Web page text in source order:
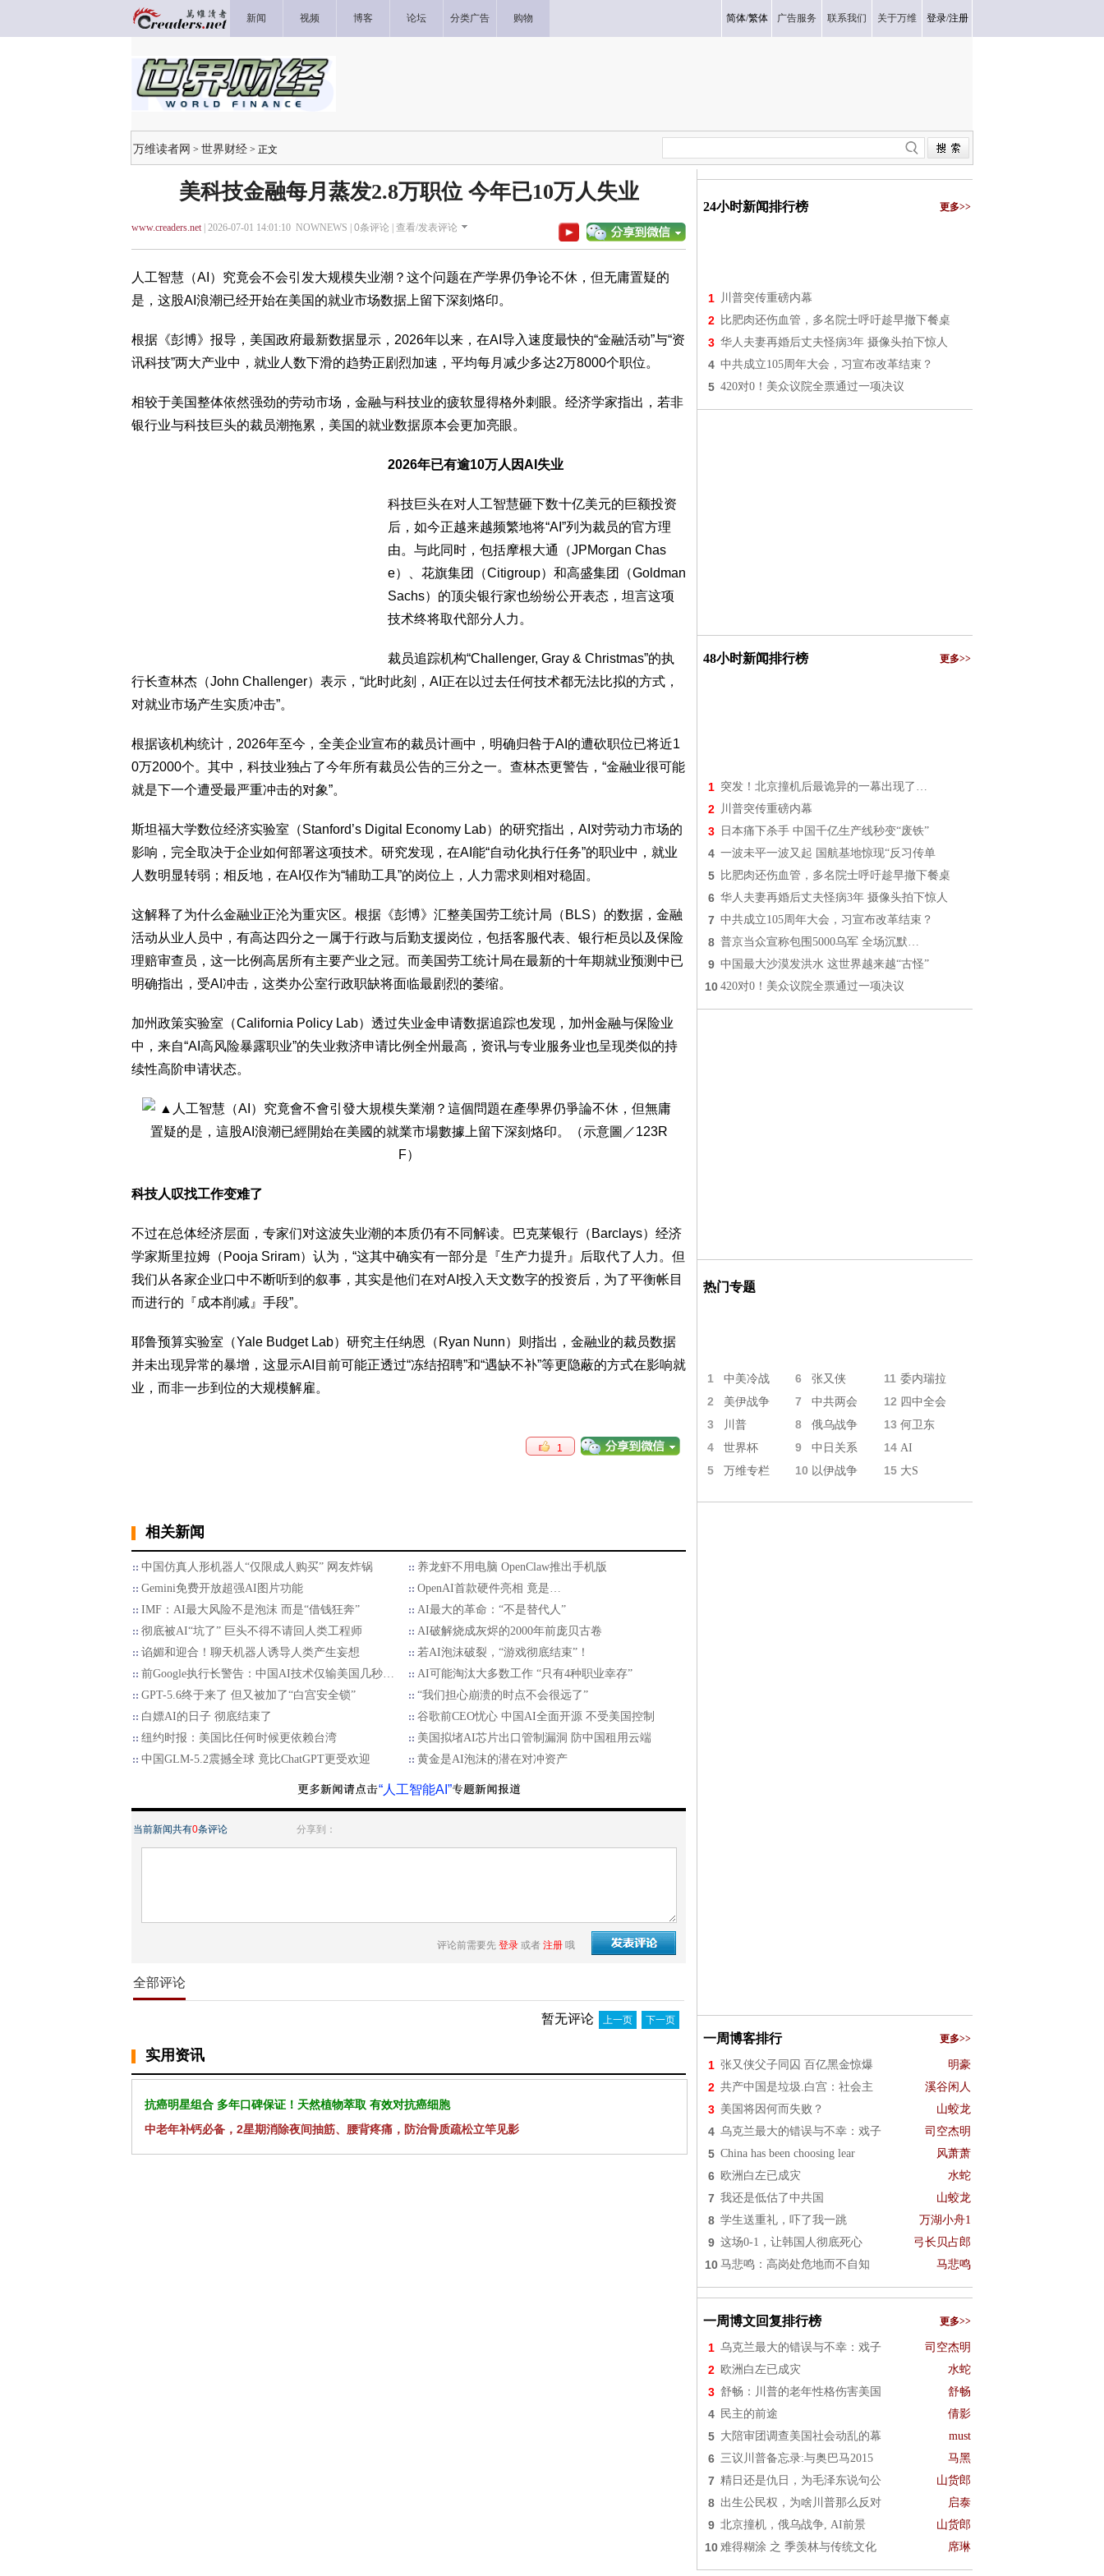
新闻 视频 博客 论坛 分类广告 购物 简体/繁体 广告服务 联系我们 关于万维 登录/注册
万维读者网 > 世界财经 > 正文
美科技金融每月蒸发2.8万职位 今年已10万人失业
www.creaders.net| 2026-07-01 14:01:10 NOWNEWS | 0条评论 | 查看/发表评论
人工智慧（AI）究竟会不会引发大规模失业潮？这个问题在产学界仍争论不休，但无庸置疑的
是，这股AI浪潮已经开始在美国的就业市场数据上留下深刻烙印。
根据《彭博》报导，美国政府最新数据显示，2026年以来，在AI导入速度最快的“金融活动”与“资
讯科技”两大产业中，就业人数下滑的趋势正剧烈加速，平均每月减少多达2万8000个职位。
相较于美国整体依然强劲的劳动市场，金融与科技业的疲软显得格外刺眼。经济学家指出，若非
银行业与科技巨头的裁员潮拖累，美国的就业数据原本会更加亮眼。
2026年已有逾10万人因AI失业
科技巨头在对人工智慧砸下数十亿美元的巨额投资
后，如今正越来越频繁地将“AI”列为裁员的官方理
由。与此同时，包括摩根大通（JPMorgan Chas
e）、花旗集团（Citigroup）和高盛集团（Goldman
Sachs）的顶尖银行家也纷纷公开表态，坦言这项
技术终将取代部分人力。
裁员追踪机构“Challenger, Gray & Christmas”的执
行长查林杰（John Challenger）表示，“此时此刻，AI正在以过去任何技术都无法比拟的方式，
对就业市场产生实质冲击”。
根据该机构统计，2026年至今，全美企业宣布的裁员计画中，明确归咎于AI的遭砍职位已将近1
0万2000个。其中，科技业独占了今年所有裁员公告的三分之一。查林杰更警告，“金融业很可能
就是下一个遭受最严重冲击的对象”。
斯坦福大学数位经济实验室（Stanford’s Digital Economy Lab）的研究指出，AI对劳动力市场的
影响，完全取决于企业如何部署这项技术。研究发现，在AI能“自动化执行任务”的职业中，就业
人数明显转弱；相反地，在AI仅作为“辅助工具”的岗位上，人力需求则相对稳固。
这解释了为什么金融业正沦为重灾区。根据《彭博》汇整美国劳工统计局（BLS）的数据，金融
活动从业人员中，有高达四分之一属于行政与后勤支援岗位，包括客服代表、银行柜员以及保险
理赔审查员，这一比例高居所有主要产业之冠。而美国劳工统计局在最新的十年期就业预测中已
明确指出，受AI冲击，这类办公室行政职缺将面临最剧烈的萎缩。
加州政策实验室（California Policy Lab）透过失业金申请数据追踪也发现，加州金融与保险业
中，来自“AI高风险暴露职业”的失业救济申请比例全州最高，资讯与专业服务业也呈现类似的持
续性高阶申请状态。
科技人叹找工作变难了
不过在总体经济层面，专家们对这波失业潮的本质仍有不同解读。巴克莱银行（Barclays）经济
学家斯里拉姆（Pooja Sriram）认为，“这其中确实有一部分是『生产力提升』后取代了人力。但
我们从各家企业口中不断听到的叙事，其实是他们在对AI投入天文数字的投资后，为了平衡帐目
而进行的『成本削减』手段”。
耶鲁预算实验室（Yale Budget Lab）研究主任纳恩（Ryan Nunn）则指出，金融业的裁员数据
并未出现异常的暴增，这显示AI目前可能正透过“冻结招聘”和“遇缺不补”等更隐蔽的方式在影响就
业，而非一步到位的大规模解雇。
1
相关新闻
中国仿真人形机器人“仅限成人购买” 网友炸锅
养龙虾不用电脑 OpenClaw推出手机版
Gemini免费开放超强AI图片功能
OpenAI首款硬件亮相 竟是…
IMF：AI最大风险不是泡沫 而是“借钱狂奔”
AI最大的革命：“不是替代人”
彻底被AI“坑了” 巨头不得不请回人类工程师
AI破解烧成灰烬的2000年前庞贝古卷
谄媚和迎合！聊天机器人诱导人类产生妄想
若AI泡沫破裂，“游戏彻底结束”！
前Google执行长警告：中国AI技术仅输美国几秒…
AI可能淘汰大多数工作 “只有4种职业幸存”
GPT-5.6终于来了 但又被加了“白宫安全锁”
“我们担心崩溃的时点不会很远了”
白嫖AI的日子 彻底结束了
谷歌前CEO忧心 中国AI全面开源 不受美国控制
纽约时报：美国比任何时候更依赖台湾
美国拟堵AI芯片出口管制漏洞 防中国租用云端
中国GLM-5.2震撼全球 竟比ChatGPT更受欢迎
黄金是AI泡沫的潜在对冲资产
“人工智能AI”
当前新闻共有0条评论 分享到：
评论前需要先 登录 或者 注册 哦
全部评论
暂无评论 上一页 下一页
实用资讯
抗癌明星组合 多年口碑保证！天然植物萃取 有效对抗癌细胞
中老年补钙必备，2星期消除夜间抽筋、腰背疼痛，防治骨质疏松立竿见影
24小时新闻排行榜 更多>>
1 川普突传重磅内幕
2 比肥肉还伤血管，多名院士呼吁趁早撤下餐桌
3 华人夫妻再婚后丈夫怪病3年 摄像头拍下惊人
4 中共成立105周年大会，习宣布改革结束？
5 420对0！美众议院全票通过一项决议
48小时新闻排行榜 更多>>
1 突发！北京撞机后最诡异的一幕出现了…
2 川普突传重磅内幕
3 日本痛下杀手 中国千亿生产线秒变“废铁”
4 一波未平一波又起 国航基地惊现“反习传单
5 比肥肉还伤血管，多名院士呼吁趁早撤下餐桌
6 华人夫妻再婚后丈夫怪病3年 摄像头拍下惊人
7 中共成立105周年大会，习宣布改革结束？
8 普京当众宣称包围5000乌军 全场沉默…
9 中国最大沙漠发洪水 这世界越来越“古怪”
10 420对0！美众议院全票通过一项决议
热门专题
1 中美冷战 6 张又侠 11 委内瑞拉
2 美伊战争 7 中共两会 12 四中全会
3 川普 8 俄乌战争 13 何卫东
4 世界杯 9 中日关系 14 AI
5 万维专栏 10 以伊战争 15 大S
一周博客排行 更多>>
1 张又侠父子同囚 百亿黑金惊爆 明豪
2 共产中国是垃圾.白宫：社会主 溪谷闲人
3 美国将因何而失败？ 山蛟龙
4 乌克兰最大的错误与不幸：戏子 司空杰明
5 China has been choosing lear 风萧萧
6 欧洲白左已成灾 水蛇
7 我还是低估了中共国 山蛟龙
8 学生送重礼，吓了我一跳 万湖小舟1
9 这场0-1，让韩国人彻底死心 弓长贝占郎
10 马悲鸣：高岗处危地而不自知 马悲鸣
一周博文回复排行榜 更多>>
1 乌克兰最大的错误与不幸：戏子 司空杰明
2 欧洲白左已成灾 水蛇
3 舒畅：川普的老年性格伤害美国 舒畅
4 民主的前途 倩影
5 大陪审团调查美国社会动乱的幕 must
6 三议川普备忘录:与奥巴马2015 马黑
7 精日还是仇日，为毛泽东说句公 山货郎
8 出生公民权，为啥川普那么反对 启泰
9 北京撞机，俄乌战争, AI前景 山货郎
10 难得糊涂 之 季羡林与传统文化 席琳